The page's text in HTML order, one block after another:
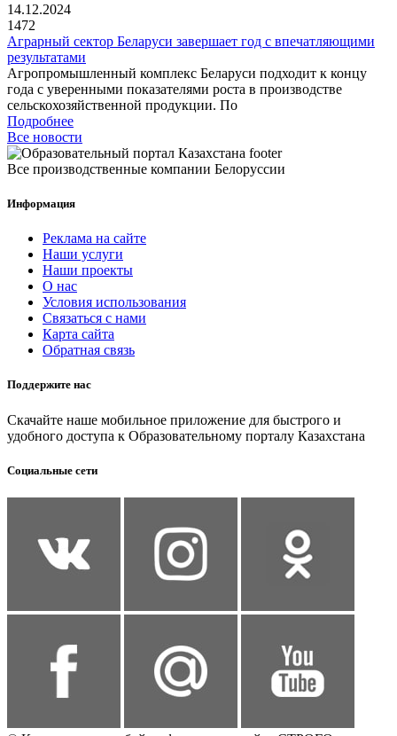
14.12.2024
1472
Аграрный сектор Беларуси завершает год с впечатляющими
результатами
Агропромышленный комплекс Беларуси подходит к концу
года с уверенными показателями роста в производстве
сельскохозяйственной продукции. По
Подробнее
Все новости
Все производственные компании Белоруссии
Информация
Реклама на сайте
Наши услуги
Наши проекты
О нас
Условия использования
Связаться с нами
Карта сайта
Обратная связь
Поддержите нас
Скачайте наше мобильное приложение для быстрого и
удобного доступа к Образовательному порталу Казахстана
Социальные сети